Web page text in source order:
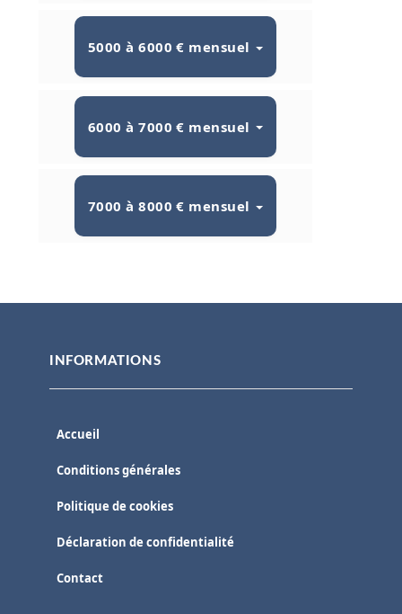
5000 à 6000 € mensuel
6000 à 7000 € mensuel
7000 à 8000 € mensuel
INFORMATIONS
Accueil
Conditions générales
Politique de cookies
Déclaration de confidentialité
Contact